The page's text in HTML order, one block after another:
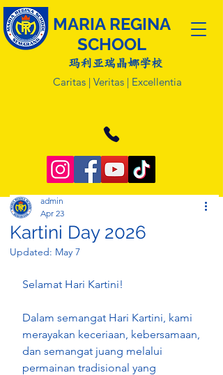
玛利亚瑞晶娜学校
Caritas | Veritas | Excellentia
MARIA REGINA
SCHOOL
Kartini Day 2026
admin
Apr 23
Updated: May 7
Selamat Hari Kartini!
Dalam semangat Hari Kartini, kami
merayakan keceriaan, kebersamaan,
dan semangat juang melalui
permainan tradisional yang